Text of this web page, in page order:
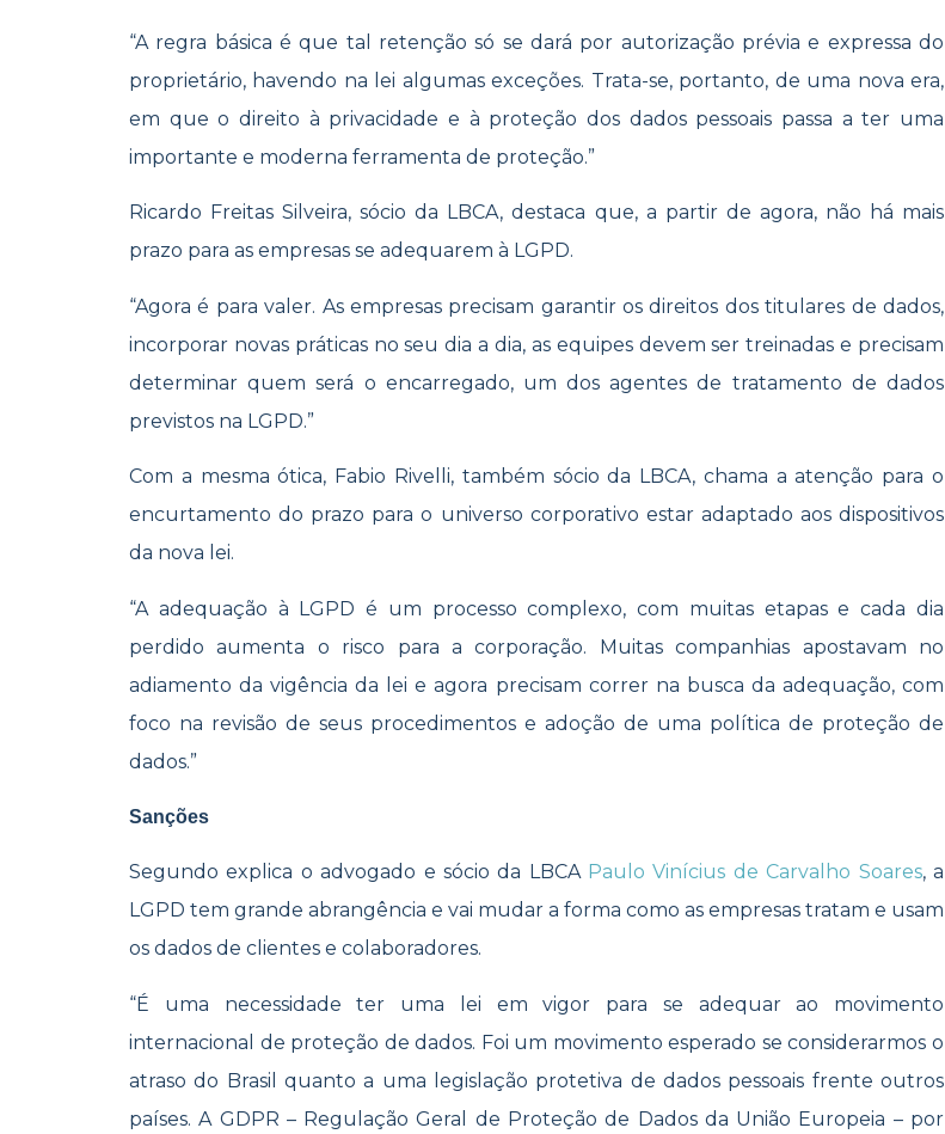
“A regra básica é que tal retenção só se dará por autorização prévia e expressa do
proprietário, havendo na lei algumas exceções. Trata-se, portanto, de uma nova era,
em que o direito à privacidade e à proteção dos dados pessoais passa a ter uma
importante e moderna ferramenta de proteção.”
Ricardo Freitas Silveira, sócio da LBCA, destaca que, a partir de agora, não há mais
prazo para as empresas se adequarem à LGPD.
“Agora é para valer. As empresas precisam garantir os direitos dos titulares de dados,
incorporar novas práticas no seu dia a dia, as equipes devem ser treinadas e precisam
determinar quem será o encarregado, um dos agentes de tratamento de dados
previstos na LGPD.”
Com a mesma ótica, Fabio Rivelli, também sócio da LBCA, chama a atenção para o
encurtamento do prazo para o universo corporativo estar adaptado aos dispositivos
da nova lei.
“A adequação à LGPD é um processo complexo, com muitas etapas e cada dia
perdido aumenta o risco para a corporação. Muitas companhias apostavam no
adiamento da vigência da lei e agora precisam correr na busca da adequação, com
foco na revisão de seus procedimentos e adoção de uma política de proteção de
dados.”
Sanções
Segundo explica o advogado e sócio da LBCA Paulo Vinícius de Carvalho Soares, a
LGPD tem grande abrangência e vai mudar a forma como as empresas tratam e usam
os dados de clientes e colaboradores.
“É uma necessidade ter uma lei em vigor para se adequar ao movimento
internacional de proteção de dados. Foi um movimento esperado se considerarmos o
atraso do Brasil quanto a uma legislação protetiva de dados pessoais frente outros
países. A GDPR – Regulação Geral de Proteção de Dados da União Europeia – por